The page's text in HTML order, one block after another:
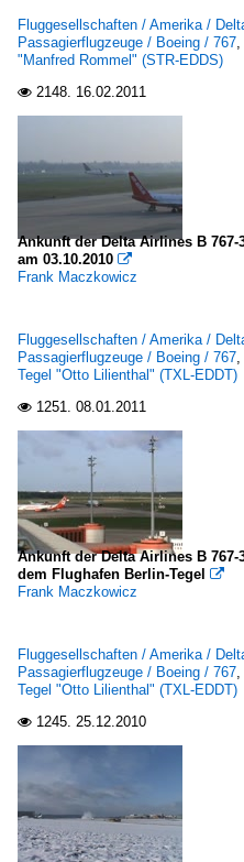
Fluggesellschaften / Amerika /
Passagierflugzeuge / Boeing / 767,
"Manfred Rommel" (STR-EDDS)
 2148. 16.02.2011
Ankunft der Delta Airlines B 767-
am 03.10.2010 
Frank Maczkowicz
Fluggesellschaften / Amerika /
Passagierflugzeuge / Boeing / 767,
Tegel "Otto Lilienthal" (TXL-EDDT)
 1251. 08.01.2011
Ankunft der Delta Airlines B 767-
dem Flughafen Berlin-Tegel

Frank Maczkowicz
Fluggesellschaften / Amerika /
Passagierflugzeuge / Boeing / 767,
Tegel "Otto Lilienthal" (TXL-EDDT)
 1245. 25.12.2010